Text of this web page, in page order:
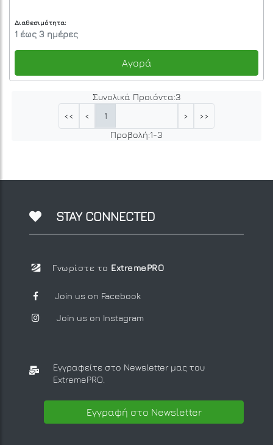
Διαθεσιμότητα:
1 έως 3 ημέρες
Αγορά
Συνολικά Προιόντα:3
<<
< 1 >
>>
Προβολή:1-3
STAY CONNECTED
Γνωρίστε το ExtremePRO
Join us on Facebook
Join us on Instagram
Εγγραφείτε στο Newsletter μας του
ExtremePRO.
Εγγραφή στο Newsletter